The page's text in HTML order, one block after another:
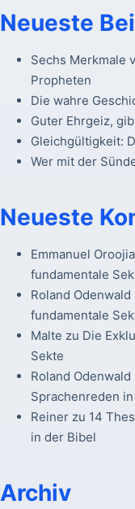
Neueste
Sechs Merkmale
Propheten
Die wahre
Guter Ehrgeiz,
Gleichgültigkeit:
Wer mit der
Neueste
Emmanuel
fundamentale
Roland Odenwald
fundamentale
Malte zu Die
Sekte
Roland Odenwald
Sprachenreden
Reinerzu 14
in der Bibel
Archiv